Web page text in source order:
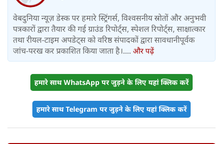
वेबदुनिया न्यूज़ डेस्क पर हमारे स्ट्रिंगर्स, विश्वसनीय स्रोतों और अनुभवी
पत्रकारों द्वारा तैयार की गई ग्राउंड रिपोर्ट्स, स्पेशल रिपोर्ट्स, साक्षात्कार
तथा रीयल-टाइम अपडेट्स को वरिष्ठ संपादकों द्वारा सावधानीपूर्वक
जांच-परख कर प्रकाशित किया जाता है।.... और पढ़ें
हमारे साथ WhatsApp पर जुड़ने के लिए यहां क्लिक करें
हमारे साथ Telegram पर जुड़ने के लिए यहां क्लिक करें